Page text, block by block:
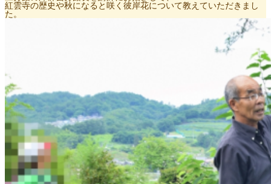
紅雲寺の歴史や秋になると咲く彼岸花について教えていただきまし
た。